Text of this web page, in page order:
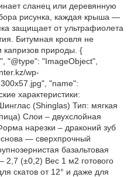
сланец или деревянную
рисунка, каждая крыша —
защищает от ультрафиолета
Битумная кровля не
капризов природы. {
"@type": "ImageObject",
wp-
"name":
характеристики:
(Shinglas) Тип: мягкая
Слои – двухслойная
нарезки – драконий зуб
— сверхпрочный
базальтовая
(±0,2) Вес 1 м2 готового
скатов от 12° и даже для